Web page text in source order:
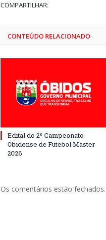
COMPARTILHAR:
CONTEÚDO RELACIONADO
Edital do 2º Campeonato
Obidense de Futebol Master
2026
Os comentários estão fechados.